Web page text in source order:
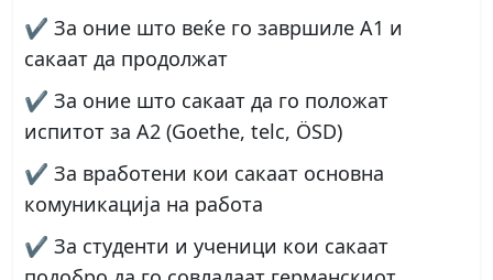
✔️ За оние што веќе го завршиле А1 и
сакаат да продолжат
✔️ За оние што сакаат да го положат
испитот за А2 (Goethe, telc, ÖSD)
✔️ За вработени кои сакаат основна
комуникација на работа
✔️ За студенти и ученици кои сакаат